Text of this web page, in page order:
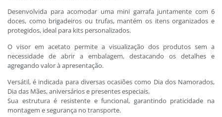
Desenvolvida para acomodar uma mini garrafa juntamente com 6
doces, como brigadeiros ou trufas, mantém os itens organizados e
protegidos, ideal para kits personalizados.
O visor em acetato permite a visualização dos produtos sem a
necessidade de abrir a embalagem, destacando os detalhes e
agregando valor à apresentação.
Versátil, é indicada para diversas ocasiões como Dia dos Namorados,
Dia das Mães, aniversários e presentes especiais.
Sua estrutura é resistente e funcional, garantindo praticidade na
montagem e segurança no transporte.